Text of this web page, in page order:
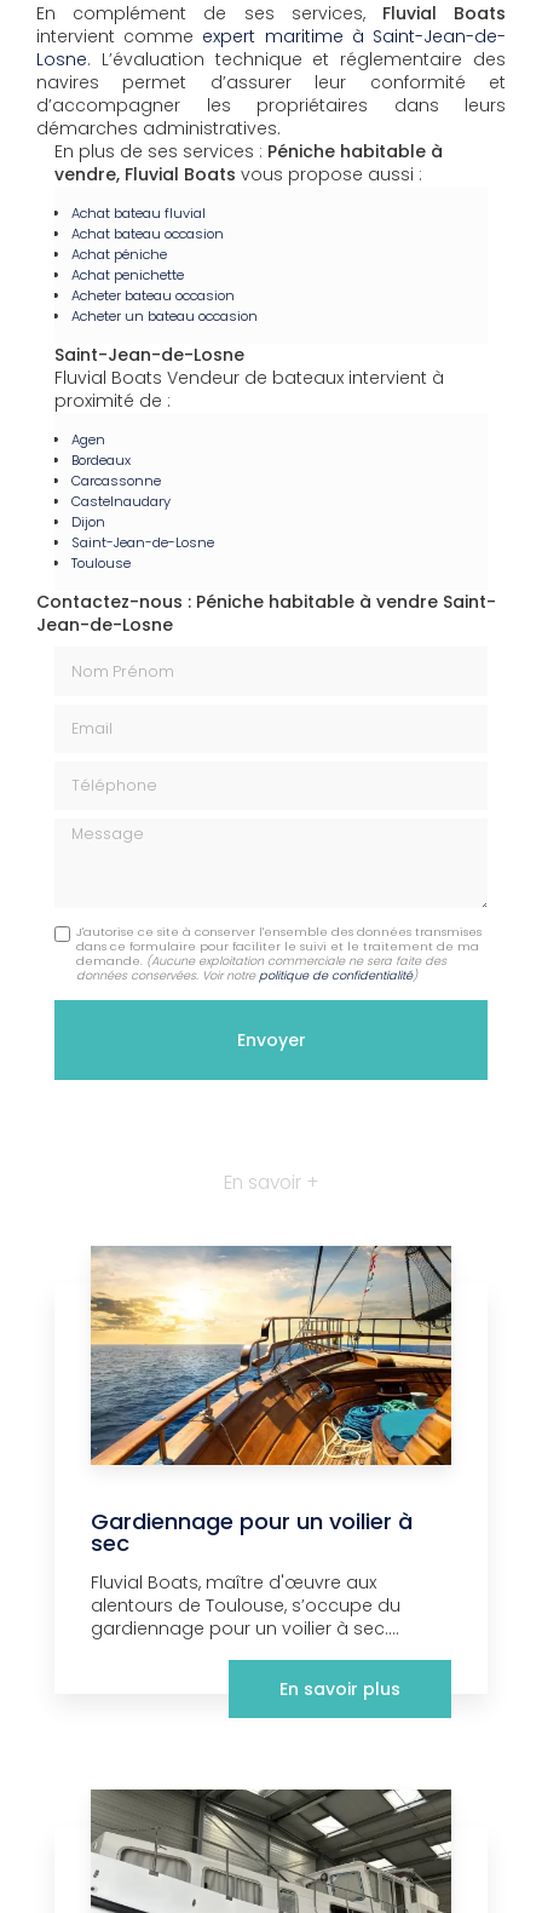
En complément de ses services, Fluvial Boats
intervient comme expert maritime à Saint-Jean-de-
Losne. L’évaluation technique et réglementaire des
navires permet d’assurer leur conformité et
d’accompagner les propriétaires dans leurs
démarches administratives.
En plus de ses services : Péniche habitable à
vendre, Fluvial Boats vous propose aussi :
Achat bateau fluvial
Achat bateau occasion
Achat péniche
Achat penichette
Acheter bateau occasion
Acheter un bateau occasion
Saint-Jean-de-Losne
Fluvial Boats Vendeur de bateaux intervient à
proximité de :
Agen
Bordeaux
Carcassonne
Castelnaudary
Dijon
Saint-Jean-de-Losne
Toulouse
Contactez-nous : Péniche habitable à vendre Saint-
Jean-de-Losne
Message
J'autorise ce site à conserver l'ensemble des données transmises
dans ce formulaire pour faciliter le suivi et le traitement de ma
demande. (Aucune exploitation commerciale ne sera faite des
données conservées. Voir notrepolitique de confidentialité)
En savoir +
Gardiennage pour un voilier à
sec
Fluvial Boats, maître d'œuvre aux
alentours de Toulouse, s’occupe du
gardiennage pour un voilier à sec....
En savoir plus